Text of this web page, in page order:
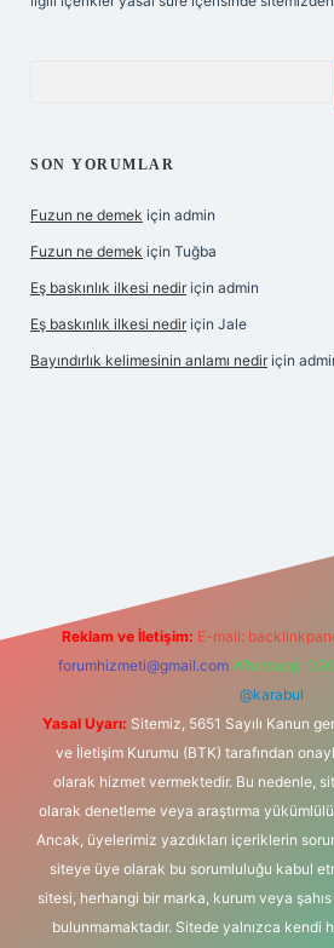
SON YORUMLAR
Fuzun ne demek için admin
Fuzun ne demek için Tuğba
Eş baskınlık ilkesi nedir için admin
Eş baskınlık ilkesi nedir için Jale
Bayındırlık kelimesinin anlamı nedir için
Reklam ve İletişim: E-mail:
forumhizmeti@gmail.com Whatsapp:
@karabul
Yasal Uyarı: Sitemiz, 5651 Sayılı Kanun
ve İletişim Kurumu (BTK) tarafından
olarak hizmet vermektedir. Bu nedenle,
olarak denetleme veya araştırma
Ancak, üyelerimiz yazdıkları içeriklerin
siteye üye olarak bu sorumluluğu kabul
sitesi, herhangi bir marka, kurum veya
bulunmamaktadır. Sitede yalnızca kendi